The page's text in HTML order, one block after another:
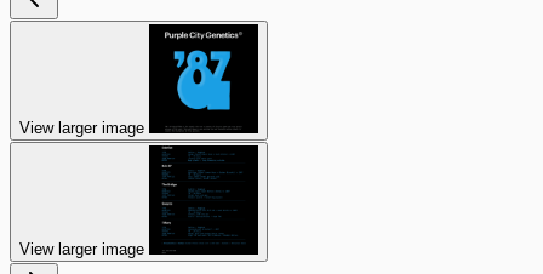
View larger image
View larger image